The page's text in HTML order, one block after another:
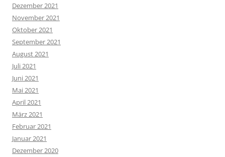
Dezember 2021
November 2021
Oktober 2021
September 2021
August 2021
Juli 2021
Juni 2021
Mai 2021
April 2021
März 2021
Februar 2021
Januar 2021
Dezember 2020